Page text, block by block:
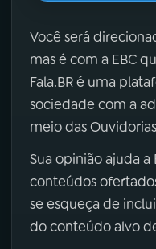
Você será
mas é com a EBC
Fala.BR é uma
sociedade com a
meio das
Sua opinião ajuda a
conteúdos
se esqueça de
do conteúdo alvo